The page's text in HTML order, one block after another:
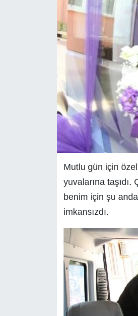
Mutlu gün için
yuvalarına
benim için şu
imkansızdı.